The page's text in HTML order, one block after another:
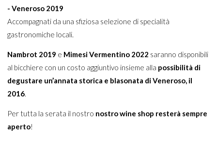
- Veneroso 2019
Accompagnati da una sfiziosa selezione di specialità
gastronomiche locali.
Nambrot 2019 e Mimesi Vermentino 2022 saranno disponibili
al bicchiere con un costo aggiuntivo insieme alla possibilità di
degustare un’annata storica e blasonata di Veneroso, il
2016.
Per tutta la serata il nostro nostro wine shop resterà sempre
aperto!